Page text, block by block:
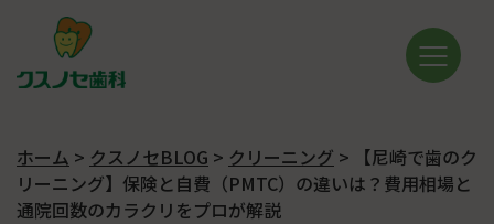
ホーム > クスノセBLOG > クリーニング >
【尼崎で歯のク
リーニング】保険と自費（PMTC）の違いは？費用相場と
通院回数のカラクリをプロが解説